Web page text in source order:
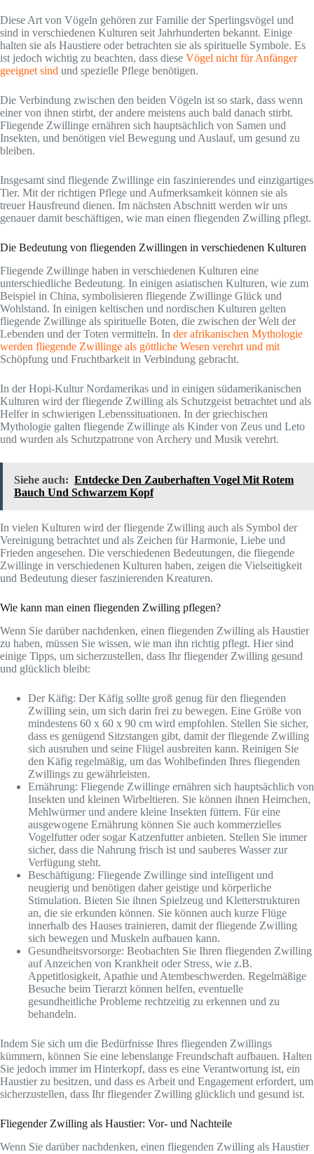
Diese Art von Vögeln gehören zur Familie der Sperlingsvögel und
sind in verschiedenen Kulturen seit Jahrhunderten bekannt. Einige
halten sie als Haustiere oder betrachten sie als spirituelle Symbole. Es
ist jedoch wichtig zu beachten, dass diese Vögel nicht für Anfänger
geeignet sind und spezielle Pflege benötigen.
Die Verbindung zwischen den beiden Vögeln ist so stark, dass wenn
einer von ihnen stirbt, der andere meistens auch bald danach stirbt.
Fliegende Zwillinge ernähren sich hauptsächlich von Samen und
Insekten, und benötigen viel Bewegung und Auslauf, um gesund zu
bleiben.
Insgesamt sind fliegende Zwillinge ein faszinierendes und einzigartiges
Tier. Mit der richtigen Pflege und Aufmerksamkeit können sie als
treuer Hausfreund dienen. Im nächsten Abschnitt werden wir uns
genauer damit beschäftigen, wie man einen fliegenden Zwilling pflegt.
Die Bedeutung von fliegenden Zwillingen in verschiedenen Kulturen
Fliegende Zwillinge haben in verschiedenen Kulturen eine
unterschiedliche Bedeutung. In einigen asiatischen Kulturen, wie zum
Beispiel in China, symbolisieren fliegende Zwillinge Glück und
Wohlstand. In einigen keltischen und nordischen Kulturen gelten
fliegende Zwillinge als spirituelle Boten, die zwischen der Welt der
Lebenden und der Toten vermitteln. In der afrikanischen Mythologie
werden fliegende Zwillinge als göttliche Wesen verehrt und mit
Schöpfung und Fruchtbarkeit in Verbindung gebracht.
In der Hopi-Kultur Nordamerikas und in einigen südamerikanischen
Kulturen wird der fliegende Zwilling als Schutzgeist betrachtet und als
Helfer in schwierigen Lebenssituationen. In der griechischen
Mythologie galten fliegende Zwillinge als Kinder von Zeus und Leto
und wurden als Schutzpatrone von Archery und Musik verehrt.
Siehe auch: Entdecke Den Zauberhaften Vogel Mit Rotem
Bauch Und Schwarzem Kopf
In vielen Kulturen wird der fliegende Zwilling auch als Symbol der
Vereinigung betrachtet und als Zeichen für Harmonie, Liebe und
Frieden angesehen. Die verschiedenen Bedeutungen, die fliegende
Zwillinge in verschiedenen Kulturen haben, zeigen die Vielseitigkeit
und Bedeutung dieser faszinierenden Kreaturen.
Wie kann man einen fliegenden Zwilling pflegen?
Wenn Sie darüber nachdenken, einen fliegenden Zwilling als Haustier
zu haben, müssen Sie wissen, wie man ihn richtig pflegt. Hier sind
einige Tipps, um sicherzustellen, dass Ihr fliegender Zwilling gesund
und glücklich bleibt:
Der Käfig: Der Käfig sollte groß genug für den fliegenden
Zwilling sein, um sich darin frei zu bewegen. Eine Größe von
mindestens 60 x 60 x 90 cm wird empfohlen. Stellen Sie sicher,
dass es genügend Sitzstangen gibt, damit der fliegende Zwilling
sich ausruhen und seine Flügel ausbreiten kann. Reinigen Sie
den Käfig regelmäßig, um das Wohlbefinden Ihres fliegenden
Zwillings zu gewährleisten.
Ernährung: Fliegende Zwillinge ernähren sich hauptsächlich von
Insekten und kleinen Wirbeltieren. Sie können ihnen Heimchen,
Mehlwürmer und andere kleine Insekten füttern. Für eine
ausgewogene Ernährung können Sie auch kommerzielles
Vogelfutter oder sogar Katzenfutter anbieten. Stellen Sie immer
sicher, dass die Nahrung frisch ist und sauberes Wasser zur
Verfügung steht.
Beschäftigung: Fliegende Zwillinge sind intelligent und
neugierig und benötigen daher geistige und körperliche
Stimulation. Bieten Sie ihnen Spielzeug und Kletterstrukturen
an, die sie erkunden können. Sie können auch kurze Flüge
innerhalb des Hauses trainieren, damit der fliegende Zwilling
sich bewegen und Muskeln aufbauen kann.
Gesundheitsvorsorge: Beobachten Sie Ihren fliegenden Zwilling
auf Anzeichen von Krankheit oder Stress, wie z.B.
Appetitlosigkeit, Apathie und Atembeschwerden. Regelmäßige
Besuche beim Tierarzt können helfen, eventuelle
gesundheitliche Probleme rechtzeitig zu erkennen und zu
behandeln.
Indem Sie sich um die Bedürfnisse Ihres fliegenden Zwillings
kümmern, können Sie eine lebenslange Freundschaft aufbauen. Halten
Sie jedoch immer im Hinterkopf, dass es eine Verantwortung ist, ein
Haustier zu besitzen, und dass es Arbeit und Engagement erfordert, um
sicherzustellen, dass Ihr fliegender Zwilling glücklich und gesund ist.
Fliegender Zwilling als Haustier: Vor- und Nachteile
Wenn Sie darüber nachdenken, einen fliegenden Zwilling als Haustier